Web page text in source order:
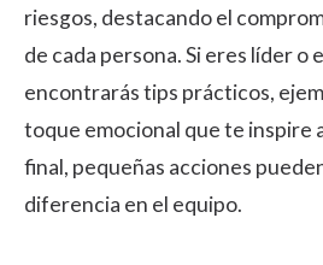
riesgos, destacando el
de cada persona. Si eres líder o
encontrarás tips prácticos,
toque emocional que te inspire
final, pequeñas acciones
diferencia en el equipo.